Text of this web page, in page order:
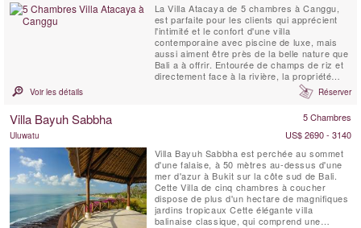
La Villa Atacaya de 5 chambres à Canggu,
est parfaite pour les clients qui apprécient
l'intimité et le confort d'une villa
contemporaine avec piscine de luxe, mais
aussi aiment être près de la belle nature que
Bali a à offrir. Entourée de champs de riz et
directement face à la rivière, la propriété
offre une vue imprenable depuis le séjour.
Voir les détails Réserver
Villa Bayuh Sabbha 5 Chambres
Uluwatu
US$ 2690 - 3140
Villa Bayuh Sabbha est perchée au sommet
d'une falaise, à 50 mètres au-dessus d'une
mer d'azur à Bukit sur la côte sud de Bali.
Cette Villa de cinq chambres à coucher
dispose de plus d'un hectare de magnifiques
jardins tropicaux Cette élégante villa
balinaise classique, qui comprend une